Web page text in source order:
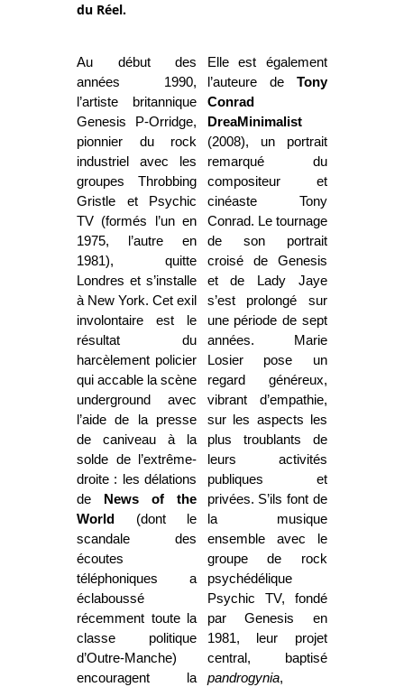
du Réel.
Au début des
années 1990,
l’artiste britannique
Genesis P-Orridge,
pionnier du rock
industriel avec les
groupes Throbbing
Gristle et Psychic
TV (formés l’un en
1975, l’autre en
1981), quitte
Londres et s’installe
à New York. Cet exil
involontaire est le
résultat du
harcèlement policier
qui accable la scène
underground avec
l’aide de la presse
de caniveau à la
solde de l’extrême-
droite : les délations
de
News of the
World (dont le
scandale des
écoutes
téléphoniques a
éclaboussé
récemment toute la
classe politique
d’Outre-Manche)
encouragent la
Elle est également
l’auteure de Tony
Conrad
DreaMinimalist
(2008), un portrait
remarqué du
compositeur et
cinéaste Tony
Conrad. Le tournage
de son portrait
croisé de Genesis
et de Lady Jaye
s’est prolongé sur
une période de sept
années. Marie
Losier pose un
regard généreux,
vibrant d’empathie,
sur les aspects les
plus troublants de
leurs activités
publiques et
privées. S’ils font de
la musique
ensemble avec le
groupe de rock
psychédélique
Psychic TV, fondé
par Genesis en
1981, leur projet
central, baptisé
pandrogynia,